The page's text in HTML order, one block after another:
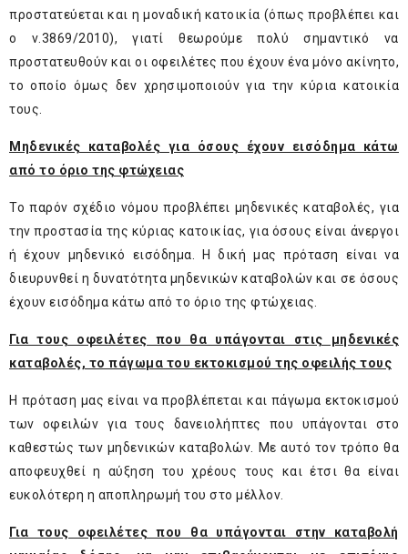
προστατεύεται και η μοναδική κατοικία (όπως προβλέπει και
ο ν.3869/2010), γιατί θεωρούμε πολύ σημαντικό να
προστατευθούν και οι οφειλέτες που έχουν ένα μόνο ακίνητο,
το οποίο όμως δεν χρησιμοποιούν για την κύρια κατοικία
τους.
Μηδενικές καταβολές για όσους έχουν εισόδημα κάτω
από το όριο της φτώχειας
Το παρόν σχέδιο νόμου προβλέπει μηδενικές καταβολές, για
την προστασία της κύριας κατοικίας, για όσους είναι άνεργοι
ή έχουν μηδενικό εισόδημα. Η δική μας πρόταση είναι να
διευρυνθεί η δυνατότητα μηδενικών καταβολών και σε όσους
έχουν εισόδημα κάτω από το όριο της φτώχειας.
Για τους οφειλέτες που θα υπάγονται στις μηδενικές
καταβολές, το πάγωμα του εκτοκισμού της οφειλής τους
Η πρόταση μας είναι να προβλέπεται και πάγωμα εκτοκισμού
των οφειλών για τους δανειολήπτες που υπάγονται στο
καθεστώς των μηδενικών καταβολών. Με αυτό τον τρόπο θα
αποφευχθεί η αύξηση του χρέους τους και έτσι θα είναι
ευκολότερη η αποπληρωμή του στο μέλλον.
Για τους οφειλέτες που θα υπάγονται στην καταβολή